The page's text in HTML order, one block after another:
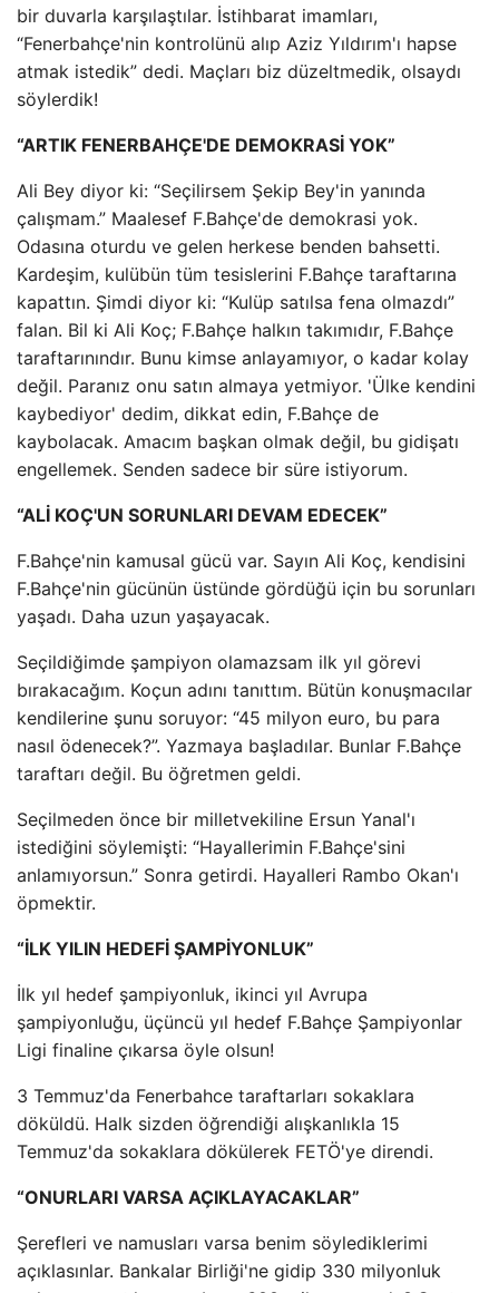
bir duvarla karşılaştılar. İstihbarat imamları,
“Fenerbahçe'nin kontrolünü alıp Aziz Yıldırım'ı hapse
atmak istedik” dedi. Maçları biz düzeltmedik, olsaydı
söylerdik!
“ARTIK FENERBAHÇE'DE DEMOKRASİ YOK”
Ali Bey diyor ki: “Seçilirsem Şekip Bey'in yanında
çalışmam.” Maalesef F.Bahçe'de demokrasi yok.
Odasına oturdu ve gelen herkese benden bahsetti.
Kardeşim, kulübün tüm tesislerini F.Bahçe taraftarına
kapattın. Şimdi diyor ki: “Kulüp satılsa fena olmazdı”
falan. Bil ki Ali Koç; F.Bahçe halkın takımıdır, F.Bahçe
taraftarınındır. Bunu kimse anlayamıyor, o kadar kolay
değil. Paranız onu satın almaya yetmiyor. 'Ülke kendini
kaybediyor' dedim, dikkat edin, F.Bahçe de
kaybolacak. Amacım başkan olmak değil, bu gidişatı
engellemek. Senden sadece bir süre istiyorum.
“ALİ KOÇ'UN SORUNLARI DEVAM EDECEK”
F.Bahçe'nin kamusal gücü var. Sayın Ali Koç, kendisini
F.Bahçe'nin gücünün üstünde gördüğü için bu sorunları
yaşadı. Daha uzun yaşayacak.
Seçildiğimde şampiyon olamazsam ilk yıl görevi
bırakacağım. Koçun adını tanıttım. Bütün konuşmacılar
kendilerine şunu soruyor: “45 milyon euro, bu para
nasıl ödenecek?”. Yazmaya başladılar. Bunlar F.Bahçe
taraftarı değil. Bu öğretmen geldi.
Seçilmeden önce bir milletvekiline Ersun Yanal'ı
istediğini söylemişti: “Hayallerimin F.Bahçe'sini
anlamıyorsun.” Sonra getirdi. Hayalleri Rambo Okan'ı
öpmektir.
“İLK YILIN HEDEFİ ŞAMPİYONLUK”
İlk yıl hedef şampiyonluk, ikinci yıl Avrupa
şampiyonluğu, üçüncü yıl hedef F.Bahçe Şampiyonlar
Ligi finaline çıkarsa öyle olsun!
3 Temmuz'da Fenerbahce taraftarları sokaklara
döküldü. Halk sizden öğrendiği alışkanlıkla 15
Temmuz'da sokaklara dökülerek FETÖ'ye direndi.
“ONURLARI VARSA AÇIKLAYACAKLAR”
Şerefleri ve namusları varsa benim söylediklerimi
açıklasınlar. Bankalar Birliği'ne gidip 330 milyonluk